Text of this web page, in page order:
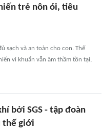
trẻ nôn ói, tiêu
sạch và an toàn cho con. Thế
vi khuẩn vẫn âm thầm tồn tại,
bởi SGS - tập đoàn
thế giới